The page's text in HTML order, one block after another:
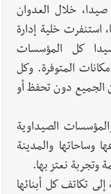
خلال العدوان
في أيلول 2024. يومها، استنفرت خلية إدارة
كل المؤسسات
المتوفرة. وكل
الجميع دون تحفظ أو
الصيداوية
وساحاتها والمدينة
وتجربة نعتز بها.
تكاتف كل أبنائها